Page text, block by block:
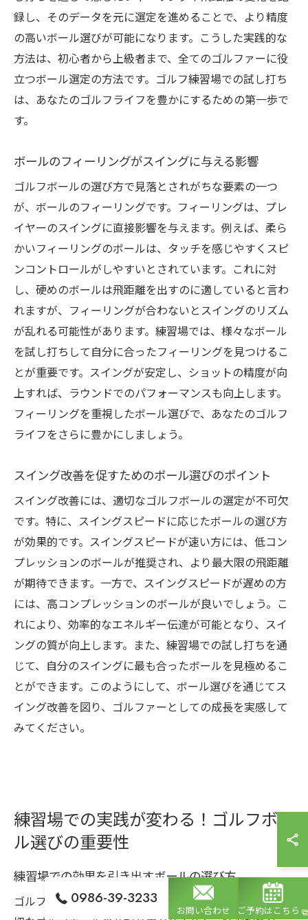
録し、そのデータを元に選定を進めることで、より精度
の高いボール選びが可能になります。こうした実践的な
方法は、初心者から上級者まで、全てのゴルファーに役
立つボール選定の方法です。ゴルフ練習場での試し打ち
は、あなたのゴルフライフを豊かにするための第一歩で
す。
ボールのフィーリングがスイングに与える影響
ゴルフボールの選び方で見落とされがちな要素の一つ
が、ボールのフィーリングです。フィーリングは、プレ
イヤーのスイングに直接影響を与えます。例えば、柔ら
かいフィーリングのボールは、タッチを感じやすくスピ
ンコントロールがしやすいとされています。これに対
し、硬めのボールは飛距離を出すのに適していると言わ
れますが、フィーリングが合わないとスイングのリズム
が乱れる可能性があります。練習場では、様々なボール
を試し打ちして自分に合ったフィーリングを見つけるこ
とが重要です。スイングが安定し、ショットの精度が向
上すれば、ラウンドでのパフォーマンスも向上します。
フィーリングを重視したボール選びで、あなたのゴルフ
ライフをさらに豊かにしましょう。
スイング改善を促すためのボール選びのポイント
スイング改善には、適切なゴルフボールの選定が不可欠
です。特に、スイングスピードに応じたボールの選び方
が効果的です。スイングスピードが速い方には、低コン
プレッションのボールが推奨され、より最大限の飛距離
が期待できます。一方で、スイングスピードが遅めの方
には、高コンプレッションのボールが良いでしょう。こ
れにより、効率的なエネルギー伝達が可能となり、スイ
ングの質が向上します。また、練習場での試し打ちを通
じて、自分のスイングに最も合ったボールを見極めるこ
とができます。このようにして、ボール選びを通じてス
イング改善を図り、ゴルファーとしての成長を実感して
みてください。
練習場での実践が変わる！ゴルフボー
ル選びの重要性
練習場での効果を引き出すボールの選び方
ゴルフ練習場での効果を最大限に引き出すためには、適
0986-39-3233
お問い合わせ ご予約はこちら